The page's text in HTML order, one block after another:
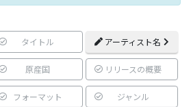
タイトル アーティスト名
原産国 リリースの概要
フォーマット ジャンル